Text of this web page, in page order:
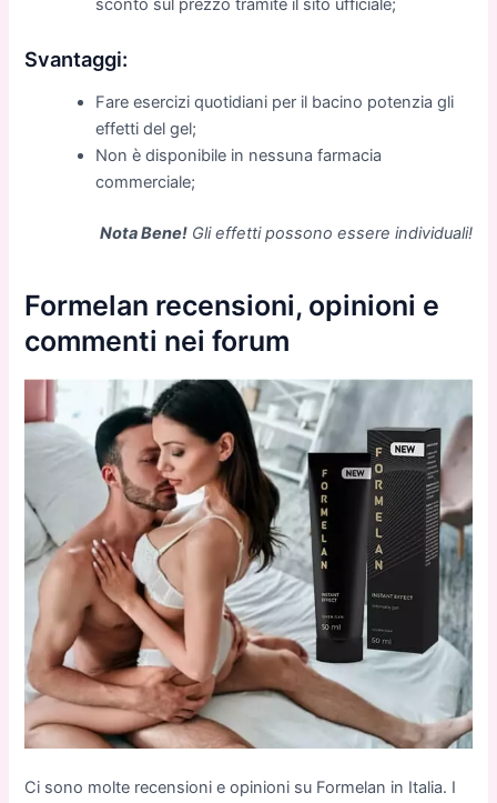
sconto sul prezzo tramite il sito ufficiale;
Svantaggi:
Fare esercizi quotidiani per il bacino potenzia gli
effetti del gel;
Non è disponibile in nessuna farmacia
commerciale;
Nota Bene!Gli effetti possono essere individuali!
Formelan recensioni, opinioni e
commenti nei forum
Ci sono molte recensioni e opinioni su Formelan in Italia. I